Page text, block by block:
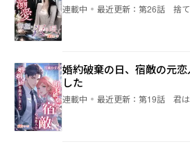
連載中 最近更新： 第26話 捨て
婚約破棄の日、宿敵の元
した
連載中 最近更新： 第19話 君は僕